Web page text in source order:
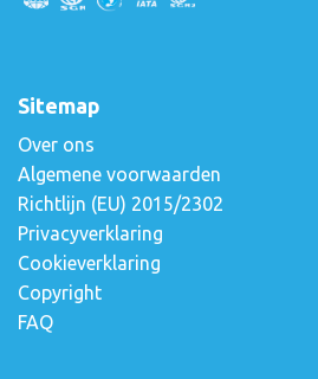
Sitemap
Over ons
Algemene voorwaarden
Richtlijn (EU) 2015/2302
Privacyverklaring
Cookieverklaring
Copyright
FAQ